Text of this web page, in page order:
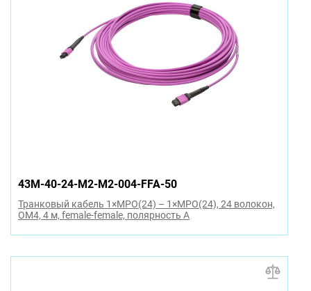
43M-40-24-M2-M2-004-FFA-50
Транковый кабель 1×MPO(24) – 1×MPO(24), 24 волокон,
OM4, 4 м, female-female, полярность A